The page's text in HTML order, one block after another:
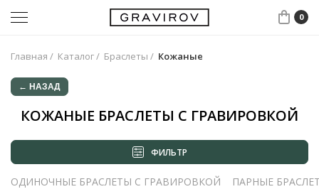
0
Главная / Каталог/ Браслеты / Кожаные
← НАЗАД
КОЖАНЫЕ БРАСЛЕТЫ С ГРАВИРОВКОЙ
ФИЛЬТР
ОДИНОЧНЫЕ БРАСЛЕТЫ С ГРАВИРОВКОЙ ПАРНЫЕ